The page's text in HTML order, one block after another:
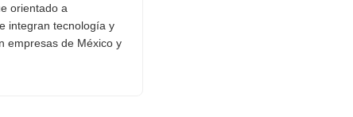
orientado a
integran tecnología y
empresas de México y